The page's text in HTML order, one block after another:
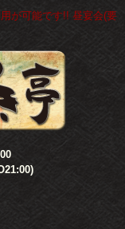
が可能です!! 昼宴会(要